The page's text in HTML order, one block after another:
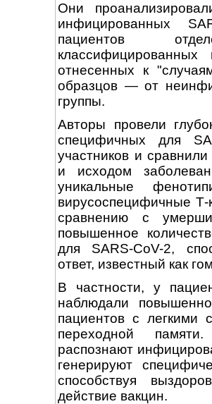
Они
инфицированных
пациентов
отнесенных к
образцов — от
группы.
Авторы провели
специфичных для
участников и
и исходом
уникальные
вирусоспецифичные Т-
сравнению с
повышенное
для SARS-CoV-2,
ответ, известный как
В частности, у
наблюдали
пациентов с легкими
переходной
распознают
генерируют
способствуя
действие вакцин.